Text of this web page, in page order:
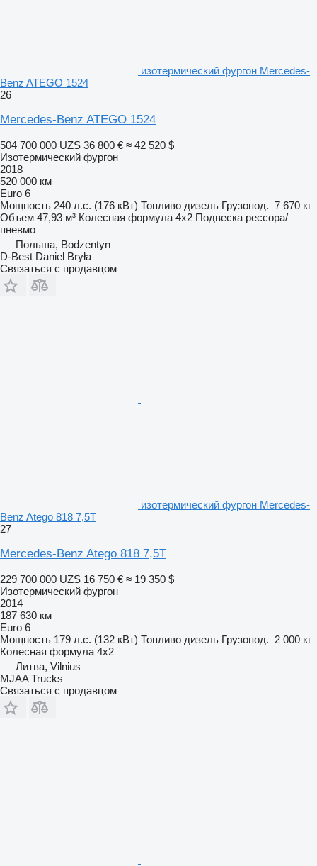
изотермический фургон Mercedes-
Benz ATEGO 1524
26
Mercedes-Benz ATEGO 1524
504 700 000 UZS 36 800 € ≈ 42 520 $
Изотермический фургон
2018
520 000 км
Euro 6
Мощность 240 л.с. (176 кВт) Топливо дизель Грузопод. 7 670 кг
Объем 47,93 м³ Колесная формула 4x2 Подвеска рессора/
пневмо
Польша, Bodzentyn
D-Best Daniel Bryła
Связаться с продавцом
изотермический фургон Mercedes-
Benz Atego 818 7,5T
27
Mercedes-Benz Atego 818 7,5T
229 700 000 UZS 16 750 € ≈ 19 350 $
Изотермический фургон
2014
187 630 км
Euro 6
Мощность 179 л.с. (132 кВт) Топливо дизель Грузопод. 2 000 кг
Колесная формула 4x2
Литва, Vilnius
MJAA Trucks
Связаться с продавцом